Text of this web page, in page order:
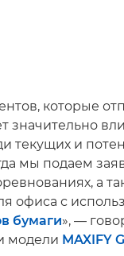
которые
значительно
текущих и
мы подаем
а
офиса с
бумаги», —
модели MAXIFY